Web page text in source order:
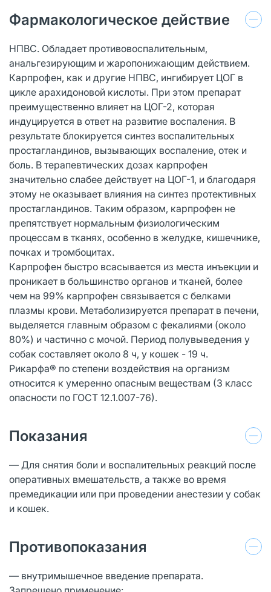
Фармакологическое действие
НПВС. Обладает противовоспалительным,
анальгезирующим и жаропонижающим действием.
Карпрофен, как и другие НПВС, ингибирует ЦОГ в
цикле арахидоновой кислоты. При этом препарат
преимущественно влияет на ЦОГ-2, которая
индуцируется в ответ на развитие воспаления. В
результате блокируется синтез воспалительных
простагландинов, вызывающих воспаление, отек и
боль. В терапевтических дозах карпрофен
значительно слабее действует на ЦОГ-1, и благодаря
этому не оказывает влияния на синтез протективных
простагландинов. Таким образом, карпрофен не
препятствует нормальным физиологическим
процессам в тканях, особенно в желудке, кишечнике,
почках и тромбоцитах.
Карпрофен быстро всасывается из места инъекции и
проникает в большинство органов и тканей, более
чем на 99% карпрофен связывается с белками
плазмы крови. Метаболизируется препарат в печени,
выделяется главным образом с фекалиями (около
80%) и частично с мочой. Период полувыведения у
собак составляет около 8 ч, у кошек - 19 ч.
Рикарфа® по степени воздействия на организм
относится к умеренно опасным веществам (3 класс
опасности по ГОСТ 12.1.007-76).
Показания
— Для снятия боли и воспалительных реакций после
оперативных вмешательств, а также во время
премедикации или при проведении анестезии у собак
и кошек.
Противопоказания
— внутримышечное введение препарата.